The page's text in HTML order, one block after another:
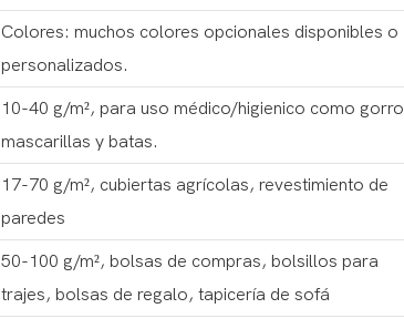
Colores: muchos colores opcionales disponibles o
personalizados.
10-40 g/m², para uso médico/higienico como
mascarillas y batas.
17-70 g/m², cubiertas agrícolas, revestimiento de
paredes
50-100 g/m², bolsas de compras, bolsillos para
trajes, bolsas de regalo, tapicería de sofá